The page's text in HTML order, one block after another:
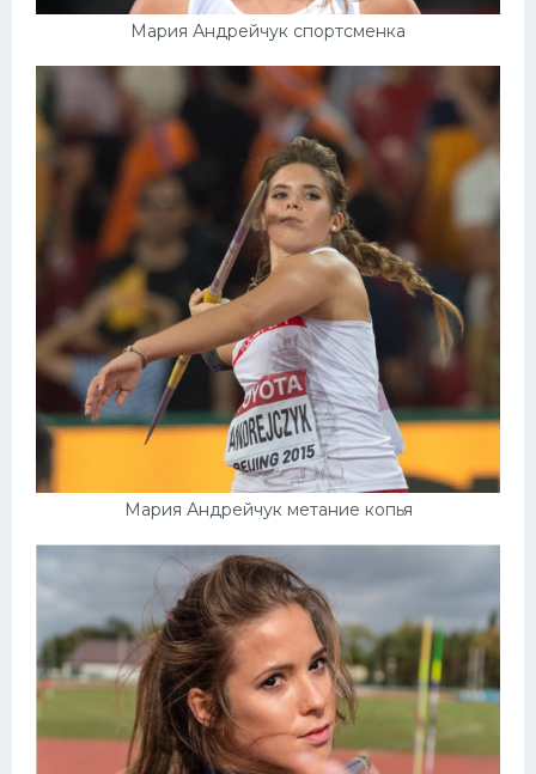
Мария Андрейчук спортсменка
Мария Андрейчук метание копья